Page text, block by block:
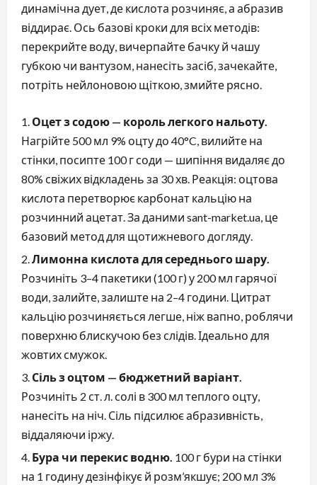
динамічна дует, де кислота розчиняє, а абразив
віддирає. Ось базові кроки для всіх методів:
перекрийте воду, вичерпайте бачку й чашу
губкою чи вантузом, нанесіть засіб, зачекайте,
потріть нейлоновою щіткою, змийте рясно.
Оцет з содою — король легкого нальоту.
Нагрійте 500 мл 9% оцту до 40°C, вилийте на
стінки, посипте 100 г соди — шипіння видаляє до
80% свіжих відкладень за 30 хв. Реакція: оцтова
кислота перетворює карбонат кальцію на
розчинний ацетат. За даними sant-market.ua, це
базовий метод для щотижневого догляду.
Лимонна кислота для середнього шару.
Розчиніть 3–4 пакетики (100 г) у 200 мл гарячої
води, залийте, залиште на 2–4 години. Цитрат
кальцію розчиняється легше, ніж вапно, роблячи
поверхню блискучою без слідів. Ідеально для
жовтих смужок.
Сіль з оцтом — бюджетний варіант.
Розчиніть 2 ст. л. солі в 300 мл теплого оцту,
нанесіть на ніч. Сіль підсилює абразивність,
віддаляючи іржу.
Бура чи перекис водню. 100 г бури на стінки
на 1 годину дезінфікує й розм’якшує; 200 мл 3%